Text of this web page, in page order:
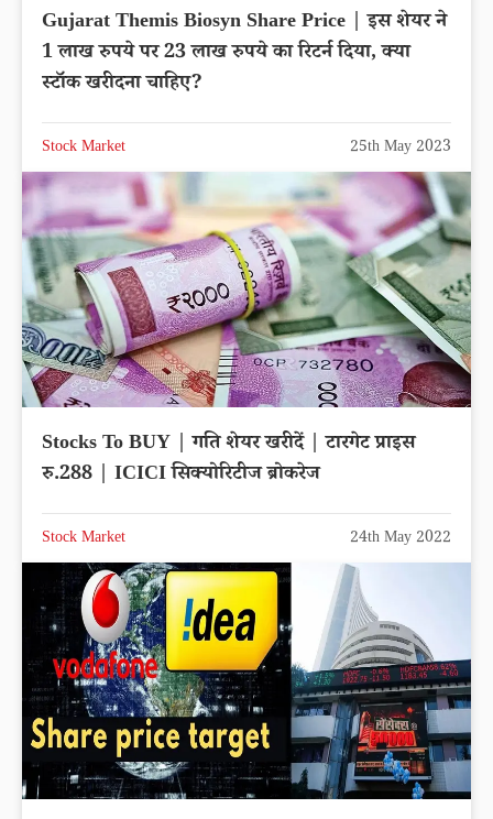
Gujarat Themis Biosyn Share Price | इस शेयर ने
1 लाख रुपये पर 23 लाख रुपये का रिटर्न दिया, क्या
स्टॉक खरीदना चाहिए?
Stock Market 25th May 2023
Stocks To BUY | गति शेयर खरीदें | टारगेट प्राइस
रु.288 | ICICI सिक्योरिटीज ब्रोकरेज
Stock Market 24th May 2022